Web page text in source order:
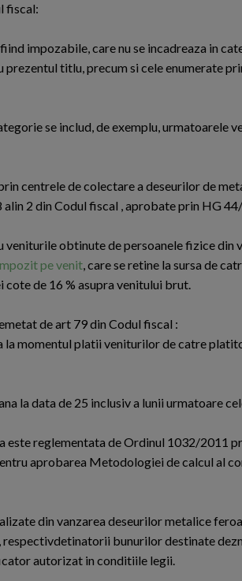
fiscal:
impozabile, care nu se incadreaza in
titlu, precum si cele enumerate
se includ, de exemplu, urmatoarele
centrele de colectare a deseurilor de
2 din Codul fiscal , aprobate prin HG
veniturile obtinute de persoanele fizice
pe venit, care se retine la sursa de
de 16 % asupra venitului brut.
de art 79 din Codul fiscal :
la momentul platii veniturilor de catre
la data de 25 inclusiv a lunii urmatoare
este reglementata de Ordinul 1032/2011
aprobarea Metodologiei de calcul al
din vanzarea deseurilor metalice
bunurilor destinate
autorizat in conditiile legii.